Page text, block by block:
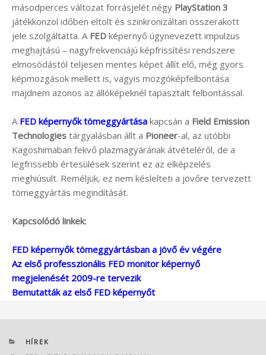
másodperces változat forrásjelét négy PlayStation 3
játékkonzol időben eltolt és szinkronizáltan összerakott
jele szolgáltatta. A FED képernyő úgynevezett impulzus
meghajtású – nagyfrekvenciájú képfrissítési rendszere
elmosódástól teljesen mentes képet állít elő, még gyors
képmozgások mellett is, vagyis mozgóképfelbontása
majdnem azonos az állóképeknél tapasztalt felbontással.
A FED képernyők tömeggyártása kapcsán a Field Emission
Technologies tárgyalásban állt a Pioneer-al, az utóbbi
Kagoshimaban fekvő plazmagyárának átvételéről, de a
legfrissebb értesülések szerint ez az elképzelés
meghiúsult. Reméljük, ez nem késlelteti a jövőre tervezett
tömeggyártás megindítását.
Kapcsolódó linkek:
FED képernyők tömeggyártásban a jövő év végére
Az első professzionális FED monitor képernyő
megjelenését 2009-re tervezik
Bemutatták az első FED képernyőt
KATEGÓRIÁK
HÍREK